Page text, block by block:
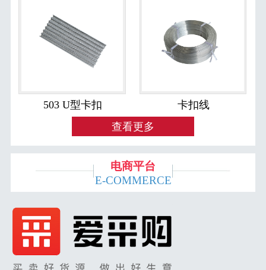
503 U型卡扣
卡扣线
查看更多
电商平台
E-COMMERCE